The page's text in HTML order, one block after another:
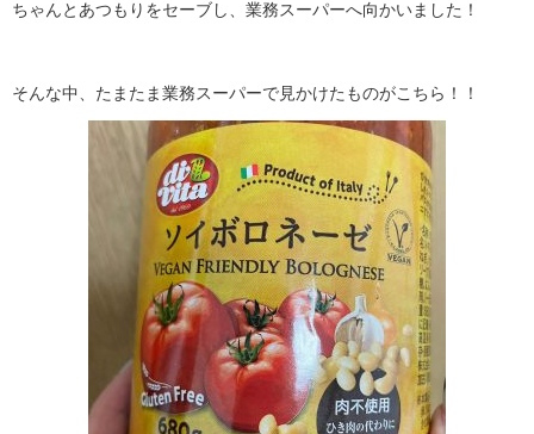
ちゃんとあつもりをセーブし、業務スーパーへ向かいました！
そんな中、たまたま業務スーパーで見かけたものがこちら！！